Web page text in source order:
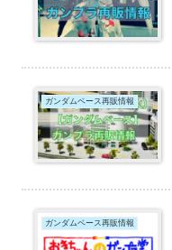
ガンダムベース再販情報
ガンダムベース再販情報